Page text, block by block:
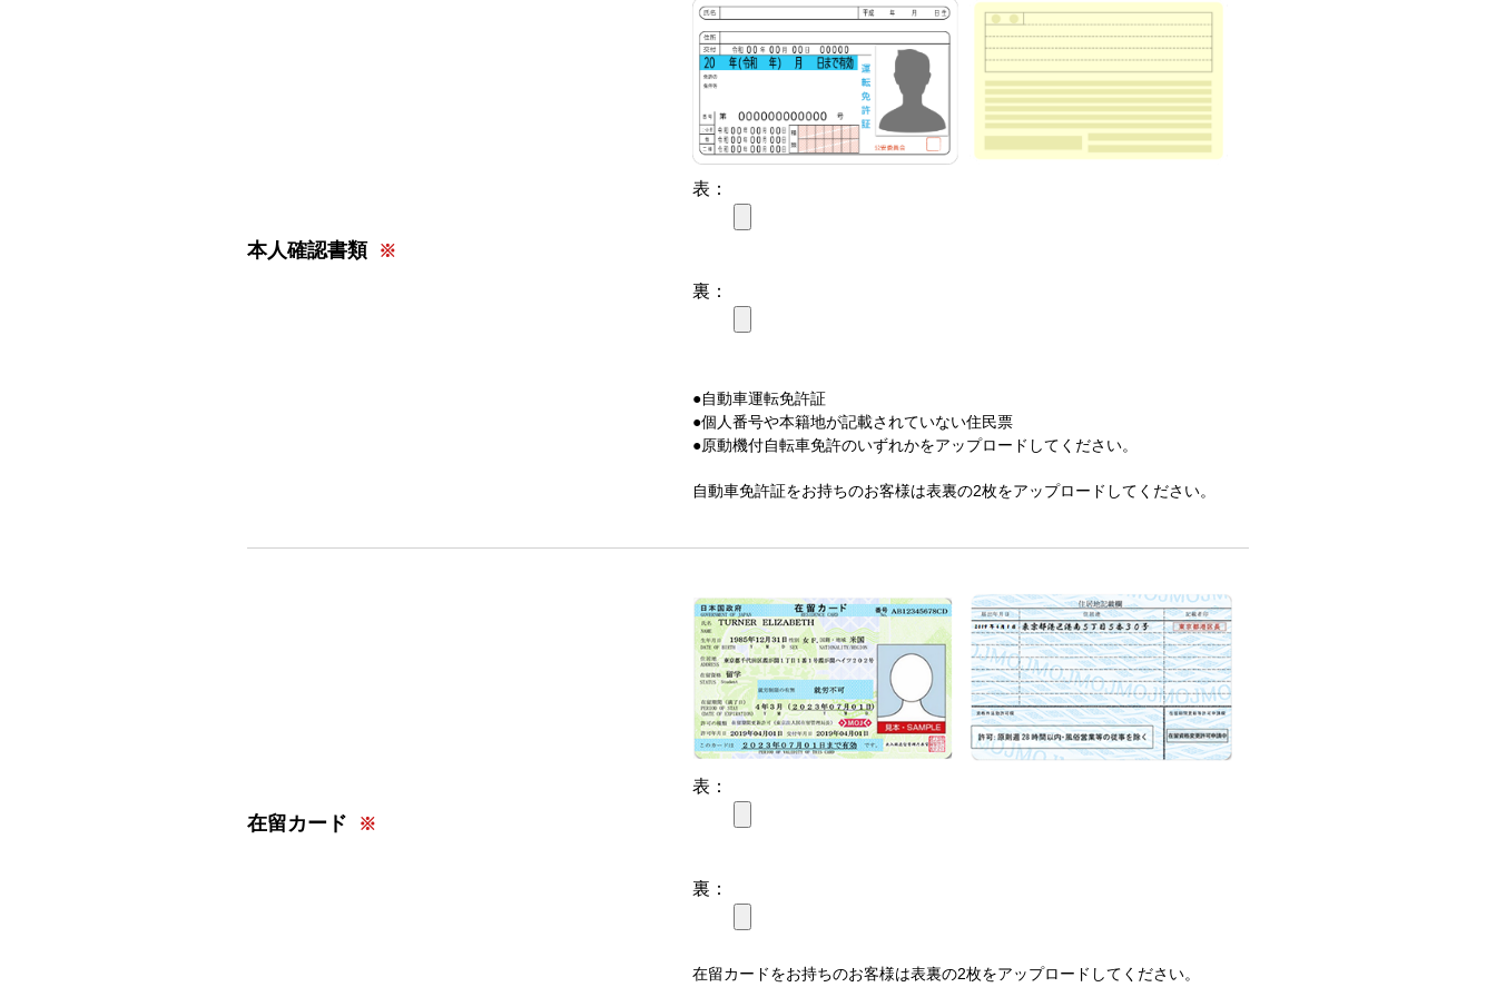
本人確認書類
表：
裏：
●自動車運転免許証
●個人番号や本籍地が記載されていない住民票
●原動機付自転車免許のいずれかをアップロードしてください。
自動車免許証をお持ちのお客様は表裏の2枚をアップロードしてください。
在留カード
表：
裏：
在留カードをお持ちのお客様は表裏の2枚をアップロードしてください。